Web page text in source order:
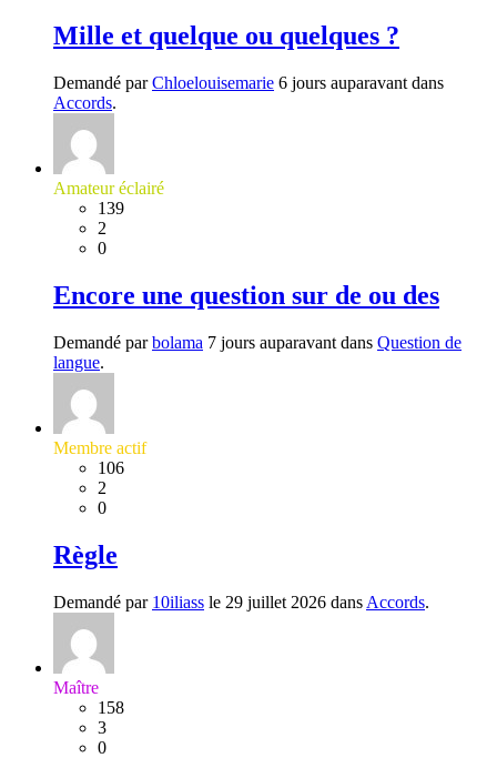
Mille et quelque ou quelques ?
Demandé parChloelouisemarie 6 jours auparavant dans
Accords.
Amateur éclairé
139
2
0
Encore une question sur de ou des
Demandé parbolama 7 jours auparavant dans Question de
langue.
Membre actif
106
2
0
Règle
Demandé par 10iliass le 29 juillet 2026 dans Accords.
Maître
158
3
0